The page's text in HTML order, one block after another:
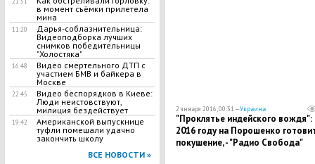
в момент съёмки прилетела
мина
11:20
Дарья-соблазнительница:
Видеоподборка лучших
снимков победительницы
"Холостяка"
16:48
Видео смертельного ДТП с
участием БМВ и байкера в
Москве
22:45
Видео беспорядков в Киеве:
Люди неистовствуют,
милиция бездействует
19:42
Американской выпускнице
туфли помешали удачно
закончить школу
ВСЕ НОВОСТИ »
2 января 2016, 00:31 —Украина
"Проклятье индейского вождя":
2016 году на Порошенко
покушение, - "Радио Свобода"